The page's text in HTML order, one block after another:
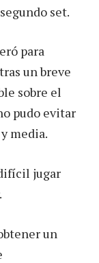
set.
para
un breve
sobre el
pudo evitar
media.
jugar
un